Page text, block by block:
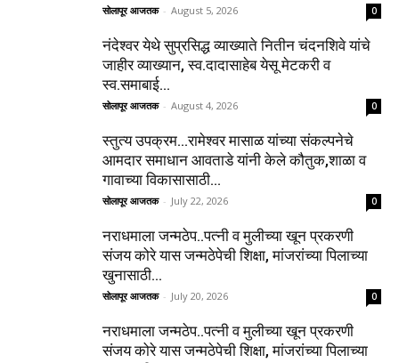
सोलापूर आजतक - August 5, 2026 0
नंदेश्वर येथे सुप्रसिद्ध व्याख्याते नितीन चंदनशिवे यांचे
जाहीर व्याख्यान, स्व.दादासाहेब येसू मेटकरी व
स्व.समाबाई...
सोलापूर आजतक - August 4, 2026 0
स्तुत्य उपक्रम…रामेश्वर मासाळ यांच्या संकल्पनेचे
आमदार समाधान आवताडे यांनी केले कौतुक,शाळा व
गावाच्या विकासासाठी...
सोलापूर आजतक - July 22, 2026 0
नराधमाला जन्मठेप..पत्नी व मुलीच्या खून प्रकरणी
संजय कोरे यास जन्मठेपेची शिक्षा, मांजरांच्या पिलाच्या
खुनासाठी...
सोलापूर आजतक - July 20, 2026 0
नराधमाला जन्मठेप..पत्नी व मुलीच्या खून प्रकरणी
संजय कोरे यास जन्मठेपेची शिक्षा, मांजरांच्या पिलाच्या